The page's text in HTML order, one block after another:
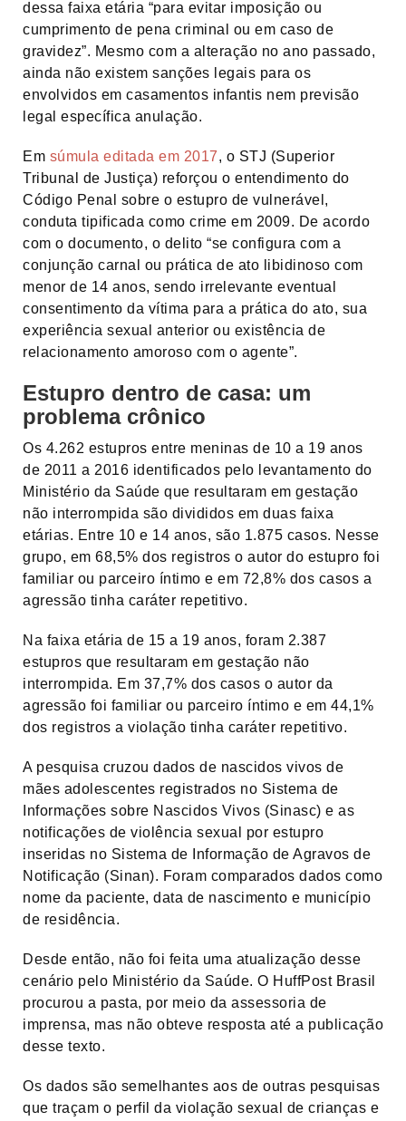
dessa faixa etária “para evitar imposição ou
cumprimento de pena criminal ou em caso de
gravidez”. Mesmo com a alteração no ano passado,
ainda não existem sanções legais para os
envolvidos em casamentos infantis nem previsão
legal específica anulação.
Em súmula editada em 2017, o STJ (Superior
Tribunal de Justiça) reforçou o entendimento do
Código Penal sobre o estupro de vulnerável,
conduta tipificada como crime em 2009. De acordo
com o documento, o delito “se configura com a
conjunção carnal ou prática de ato libidinoso com
menor de 14 anos, sendo irrelevante eventual
consentimento da vítima para a prática do ato, sua
experiência sexual anterior ou existência de
relacionamento amoroso com o agente”.
Estupro dentro de casa: um
problema crônico
Os 4.262 estupros entre meninas de 10 a 19 anos
de 2011 a 2016 identificados pelo levantamento do
Ministério da Saúde que resultaram em gestação
não interrompida são divididos em duas faixa
etárias. Entre 10 e 14 anos, são 1.875 casos. Nesse
grupo, em 68,5% dos registros o autor do estupro foi
familiar ou parceiro íntimo e em 72,8% dos casos a
agressão tinha caráter repetitivo.
Na faixa etária de 15 a 19 anos, foram 2.387
estupros que resultaram em gestação não
interrompida. Em 37,7% dos casos o autor da
agressão foi familiar ou parceiro íntimo e em 44,1%
dos registros a violação tinha caráter repetitivo.
A pesquisa cruzou dados de nascidos vivos de
mães adolescentes registrados no Sistema de
Informações sobre Nascidos Vivos (Sinasc) e as
notificações de violência sexual por estupro
inseridas no Sistema de Informação de Agravos de
Notificação (Sinan). Foram comparados dados como
nome da paciente, data de nascimento e município
de residência.
Desde então, não foi feita uma atualização desse
cenário pelo Ministério da Saúde. O HuffPost Brasil
procurou a pasta, por meio da assessoria de
imprensa, mas não obteve resposta até a publicação
desse texto.
Os dados são semelhantes aos de outras pesquisas
que traçam o perfil da violação sexual de crianças e